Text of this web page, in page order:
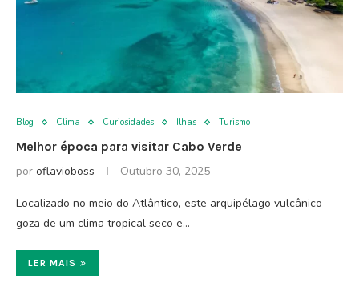
Blog Clima Curiosidades Ilhas Turismo
Melhor época para visitar Cabo Verde
por oflavioboss Outubro 30, 2025
Localizado no meio do Atlântico, este arquipélago vulcânico
goza de um clima tropical seco e…
LER MAIS